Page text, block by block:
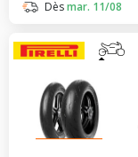
Dèsmar. 11/08